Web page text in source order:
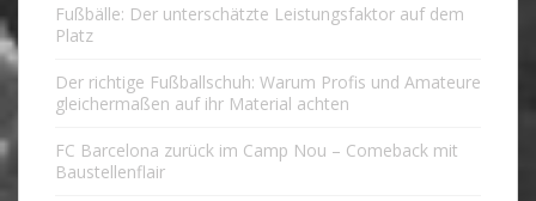
Fußbälle: Der unterschätzte Leistungsfaktor auf dem
Platz
Der richtige Fußballschuh: Warum Profis und Amateure
gleichermaßen auf ihr Material achten
FC Barcelona zurück im Camp Nou – Comeback mit
Baustellenflair